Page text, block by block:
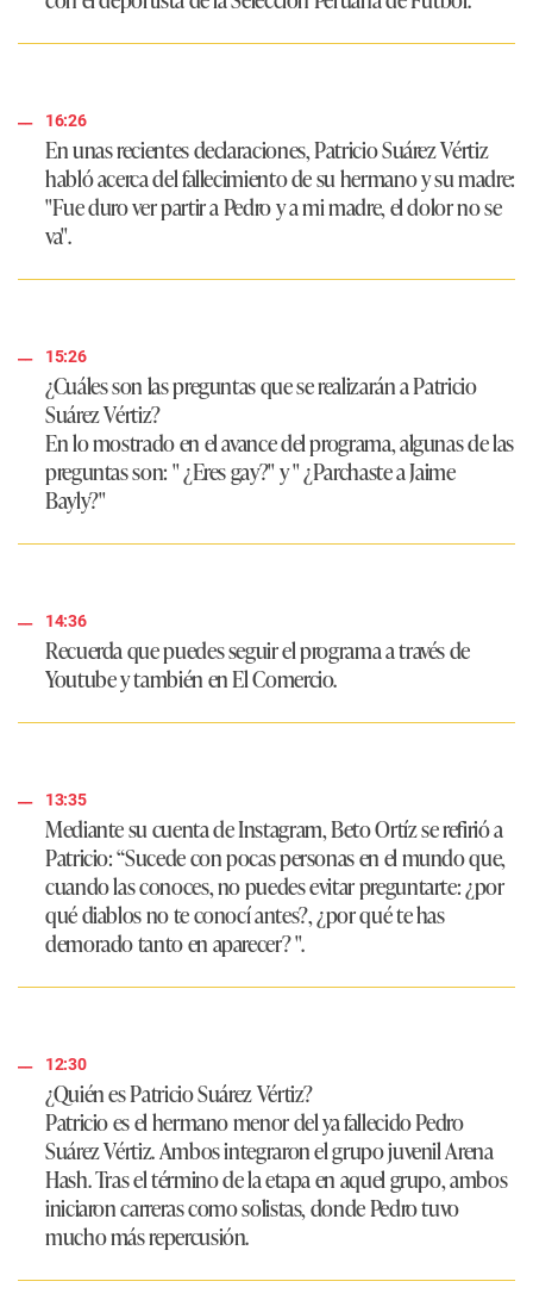
16:26
En unas recientes declaraciones, Patricio Suárez Vértiz
habló acerca del fallecimiento de su hermano y su madre:
"Fue duro ver partir a Pedro y a mi madre, el dolor no se
va".
15:26
¿Cuáles son las preguntas que se realizarán a Patricio
Suárez Vértiz?
En lo mostrado en el avance del programa, algunas de las
preguntas son: "¿Eres gay?" y "¿Parchaste a Jaime
Bayly?"
14:36
Recuerda que puedes seguir el programa a través de
Youtube y también en El Comercio.
13:35
Mediante su cuenta de Instagram, Beto Ortíz se refirió a
Patricio:“Sucede con pocas personas en el mundo que,
cuando las conoces, no puedes evitar preguntarte: ¿por
qué diablos no te conocí antes?, ¿por qué te has
demorado tanto en aparecer? ".
12:30
¿Quién es Patricio Suárez Vértiz?
Patricio es el hermano menor del ya fallecido Pedro
Suárez Vértiz. Ambos integraron el grupo juvenil Arena
Hash. Tras el término de la etapa en aquel grupo, ambos
iniciaron carreras como solistas, donde Pedro tuvo
mucho más repercusión.